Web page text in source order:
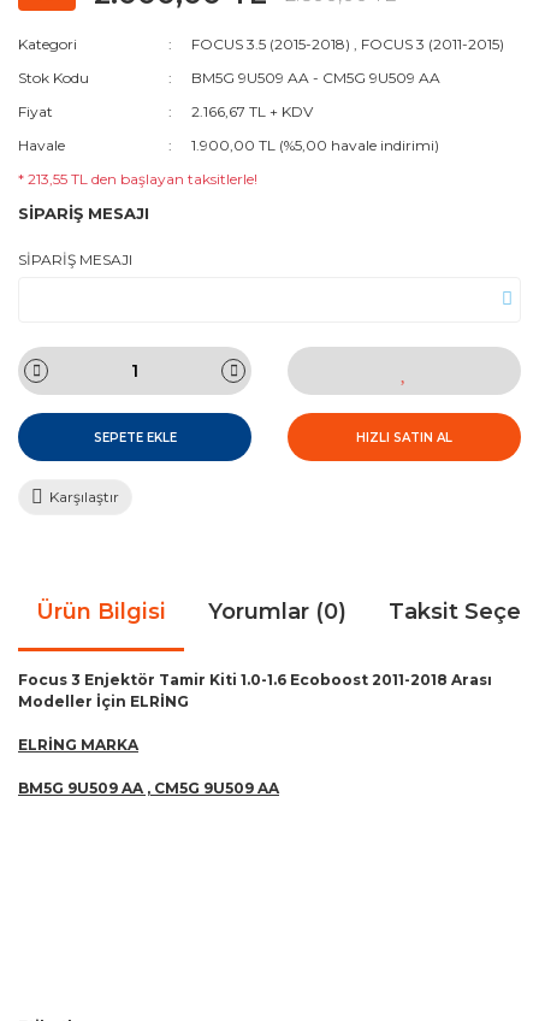
Kategori FOCUS 3.5 (2015-2018) , FOCUS 3 (2011-2015)
Stok Kodu
BM5G 9U509 AA - CM5G 9U509 AA
Fiyat
2.166,67 TL + KDV
Havale
1.900,00 TL (%5,00 havale indirimi)
* 213,55 TL den başlayan taksitlerle!
SİPARİŞ MESAJI
SİPARİŞ MESAJI
SEPETE EKLE HIZLI SATIN AL
Karşılaştır
Ürün Bilgisi Yorumlar (0) Taksit
Focus 3 Enjektör Tamir Kiti 1.0-1.6 Ecoboost 2011-2018 Arası
Modeller İçin ELRİNG
ELRİNG MARKA
BM5G 9U509 AA , CM5G 9U509 AA